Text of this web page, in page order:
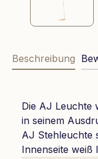
Beschreibung
Die AJ Leuchte
in seinem
AJ Stehleuchte
Innenseite weiß